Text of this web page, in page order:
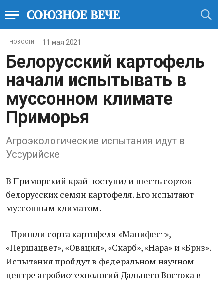
НОВОСТИ 11 мая 2021
Белорусский картофель
начали испытывать в
муссонном климате
Приморья
Агроэкологические испытания идут в
Уссурийске
В Приморский край поступили шесть сортов
белорусских семян картофеля. Его испытают
муссонным климатом.
- Пришли сорта картофеля «Манифест»,
«Першацвет», «Овация», «Скарб», «Нара» и «Бриз».
Испытания пройдут в федеральном научном
центре агробиотехнологий Дальнего Востока в